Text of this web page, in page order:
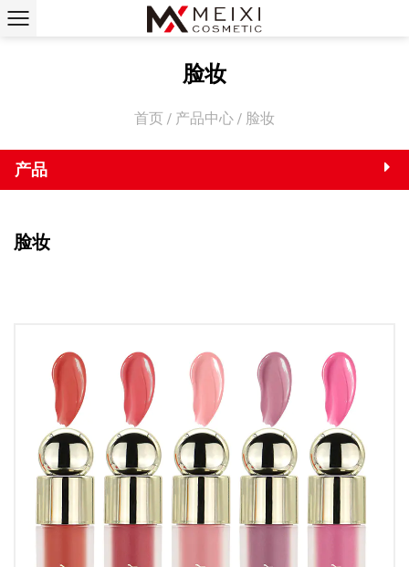
脸妆
首页 / 产品中心 / 脸妆
产品
脸妆